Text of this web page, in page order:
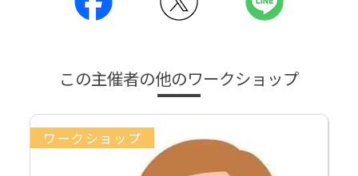
この主催者の他のワークショップ
ワークショップ